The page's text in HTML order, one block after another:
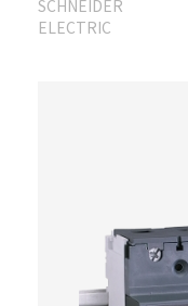
SCHNEIDER
ELECTRIC